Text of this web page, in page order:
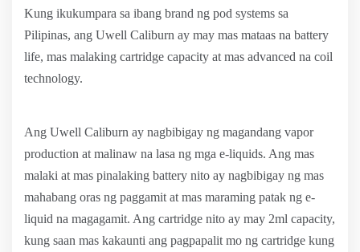
Kung ikukumpara sa ibang brand ng pod systems sa
Pilipinas, ang Uwell Caliburn ay may mas mataas na battery
life, mas malaking cartridge capacity at mas advanced na coil
technology.
Ang Uwell Caliburn ay nagbibigay ng magandang vapor
production at malinaw na lasa ng mga e-liquids. Ang mas
malaki at mas pinalaking battery nito ay nagbibigay ng mas
mahabang oras ng paggamit at mas maraming patak ng e-
liquid na magagamit. Ang cartridge nito ay may 2ml capacity,
kung saan mas kakaunti ang pagpapalit mo ng cartridge kung